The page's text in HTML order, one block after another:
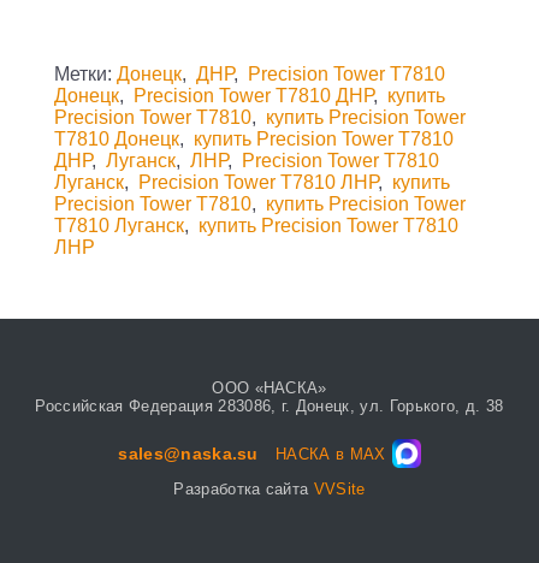
Метки: Донецк, ДНР,
Precision Tower T7810
Донецк, Precision Tower T7810 ДНР, купить
Precision Tower T7810, купить Precision Tower
T7810 Донецк, купить Precision Tower T7810
ДНР, Луганск, ЛНР,
Precision Tower T7810
Луганск, Precision Tower T7810 ЛНР, купить
Precision Tower T7810, купить Precision Tower
T7810 Луганск, купить Precision Tower T7810
ЛНР
ООО «НАСКА»
Российская Федерация 283086, г. Донецк, ул. Горького, д. 38
sales@naska.su
НАСКА в MAX
Разработка сайта VVSite